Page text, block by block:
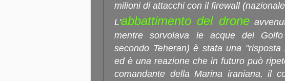
milioni di attacchi con il firewall
L'abbattimento del drone
mentre sorvolava le acque del
secondo Teheran) è stata una
ed è una reazione che in futuro può
comandante della Marina iraniana, il